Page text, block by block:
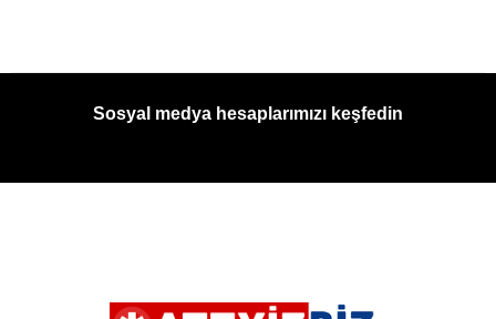
Sosyal medya hesaplarımızı keşfedin